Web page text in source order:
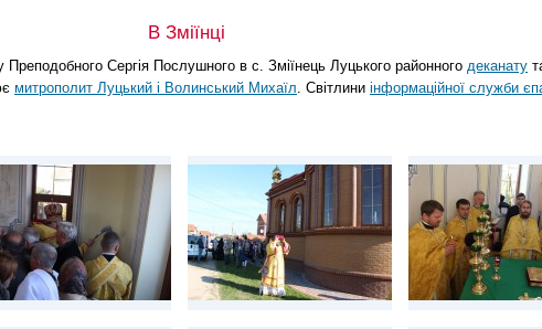
В Зміїнці
Сергія Послушного в с. Зміїнець Луцького районного деканату
митрополит Луцький і Волинський Михаїл. Світлини інформаційної служби